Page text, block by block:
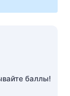
баллы!